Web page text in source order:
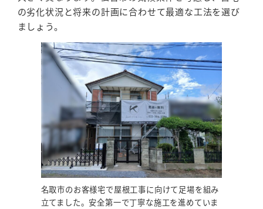
の劣化状況と将来の計画に合わせて最適な工法を選び
ましょう。
名取市のお客様宅で屋根工事に向けて足場を組み
立てました。安全第一で丁寧な施工を進めていま